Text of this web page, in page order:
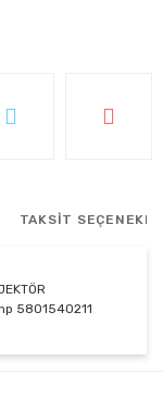
TAKSİT
5801540211